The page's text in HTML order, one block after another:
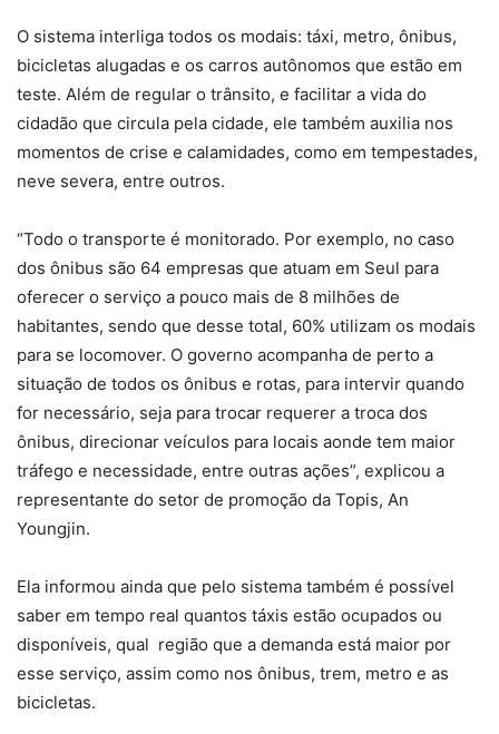
O sistema interliga todos os modais: táxi, metro, ônibus,
bicicletas alugadas e os carros autônomos que estão em
teste. Além de regular o trânsito, e facilitar a vida do
cidadão que circula pela cidade, ele também auxilia nos
momentos de crise e calamidades, como em tempestades,
neve severa, entre outros.
“Todo o transporte é monitorado. Por exemplo, no caso
dos ônibus são 64 empresas que atuam em Seul para
oferecer o serviço a pouco mais de 8 milhões de
habitantes, sendo que desse total, 60% utilizam os modais
para se locomover. O governo acompanha de perto a
situação de todos os ônibus e rotas, para intervir quando
for necessário, seja para trocar requerer a troca dos
ônibus, direcionar veículos para locais aonde tem maior
tráfego e necessidade, entre outras ações”, explicou a
representante do setor de promoção da Topis, An
Youngjin.
Ela informou ainda que pelo sistema também é possível
saber em tempo real quantos táxis estão ocupados ou
disponíveis, qual região que a demanda está maior por
esse serviço, assim como nos ônibus, trem, metro e as
bicicletas.